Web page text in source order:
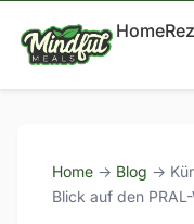
Home
Home → Blog →
Blick auf den